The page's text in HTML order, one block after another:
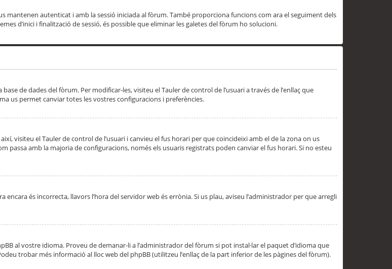
mantenen autenticat i amb la sessió iniciada al fòrum. També proporciona funcions com ara el seguiment dels
d’inici i finalització de sessió, és possible que eliminar les galetes del fòrum ho solucioni.
de dades del fòrum. Per modificar-les, visiteu el Tauler de control de l’usuari a través de l’enllaç que
us permet canviar totes les vostres configuracions i preferències.
visiteu el Tauler de control de l’usuari i canvieu el fus horari per que coincideixi amb el de la zona on us
passa amb la majoria de configuracions, només els usuaris registrats poden canviar el fus horari. Si no esteu
és incorrecta, llavors l’hora del servidor web és errònia. Si us plau, aviseu l’administrador per que arregli
al vostre idioma. Proveu de demanar-li a l’administrador del fòrum si pot instal·lar el paquet d’idioma que
trobar més informació al lloc web del phpBB (utilitzeu l’enllaç de la part inferior de les pàgines del fòrum).